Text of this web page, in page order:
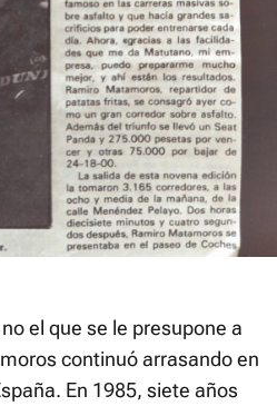
el que se le presupone a
continuó arrasando en
En 1985, siete años